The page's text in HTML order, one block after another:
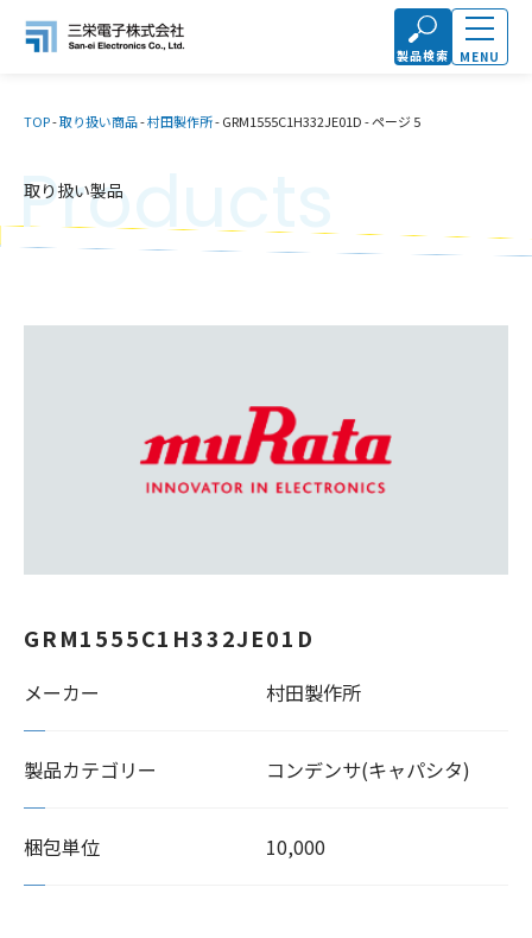
製品検索 MENU
TOP-取り扱い商品-村田製作所-GRM1555C1H332JE01D-ページ 5
取り扱い製品
Products
GRM1555C1H332JE01D
メーカー 村田製作所
製品カテゴリー コンデンサ(キャパシタ)
梱包単位 10,000